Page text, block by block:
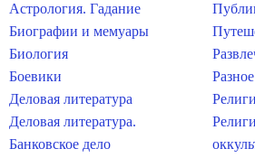
Астрология. Гадание
Биографии и мемуары
Биология
Боевики
Деловая литература
Деловая литература.
Банковское дело
Разное